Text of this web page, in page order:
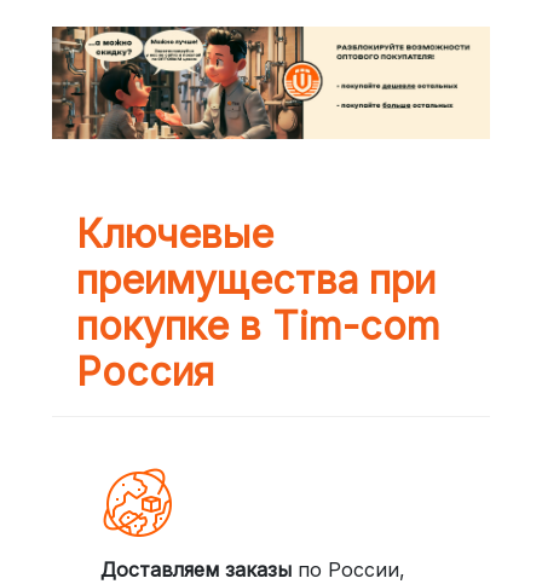
Ключевые
преимущества при
покупке в Tim-com
Россия
Доставляем заказыпо России,